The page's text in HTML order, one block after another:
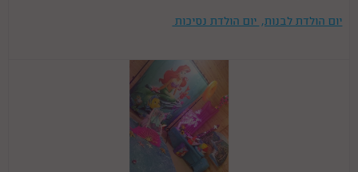
יום הולדת לבנות, יום הולדת נסיכות